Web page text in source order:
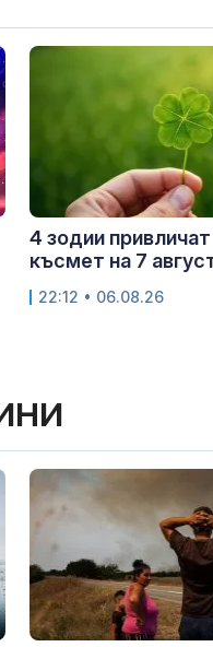
4 зодии
късмет на 7
22:12 • 06.08.26